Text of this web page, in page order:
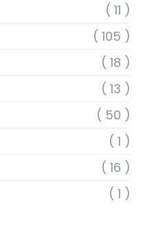
( 11 )
( 105 )
( 18 )
( 13 )
( 50 )
( 1 )
( 16 )
( 1 )